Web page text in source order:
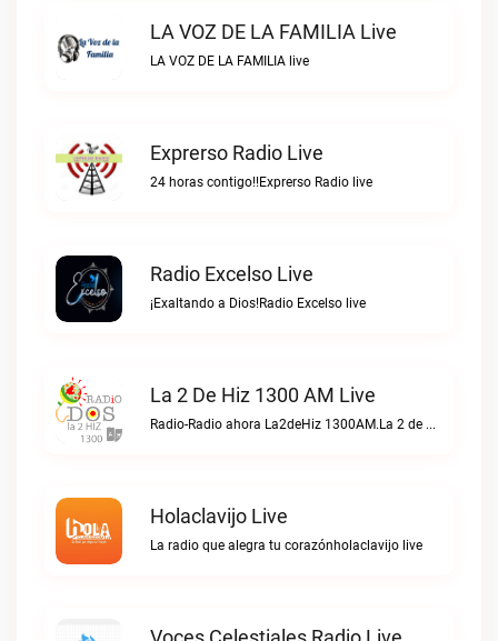
LA VOZ DE LA FAMILIA Live
LA VOZ DE LA FAMILIA live
Exprerso Radio Live
24 horas contigo!!Exprerso Radio live
Radio Excelso Live
¡Exaltando a Dios!Radio Excelso live
La 2 De Hiz 1300 AM Live
Radio-Radio ahora La2deHiz 1300AM.La 2 de Hiz 1300 AM live
Holaclavijo Live
La radio que alegra tu corazónholaclavijo live